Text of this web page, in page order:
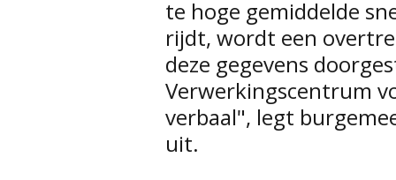
te hoge gemiddelde
rijdt, wordt een
deze gegevens
Verwerkingscentrum
verbaal", legt
uit.